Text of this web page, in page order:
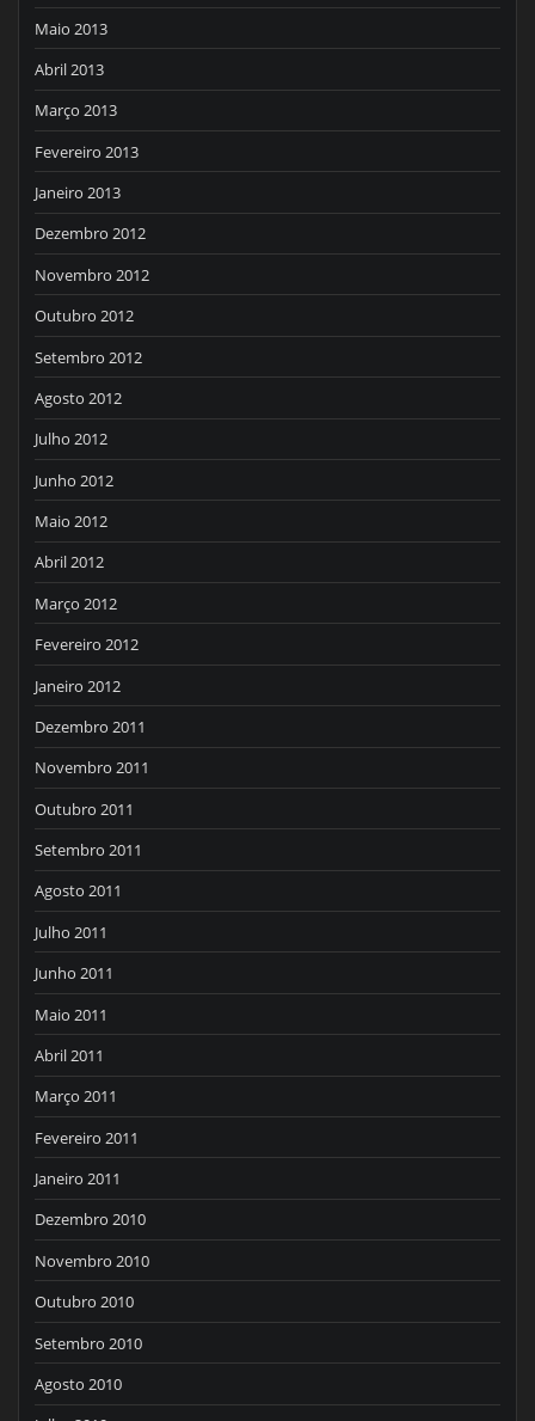
Maio 2013
Abril 2013
Março 2013
Fevereiro 2013
Janeiro 2013
Dezembro 2012
Novembro 2012
Outubro 2012
Setembro 2012
Agosto 2012
Julho 2012
Junho 2012
Maio 2012
Abril 2012
Março 2012
Fevereiro 2012
Janeiro 2012
Dezembro 2011
Novembro 2011
Outubro 2011
Setembro 2011
Agosto 2011
Julho 2011
Junho 2011
Maio 2011
Abril 2011
Março 2011
Fevereiro 2011
Janeiro 2011
Dezembro 2010
Novembro 2010
Outubro 2010
Setembro 2010
Agosto 2010